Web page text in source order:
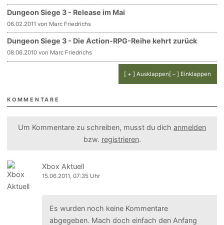
Dungeon Siege 3 - Release im Mai
06.02.2011 von Marc Friedrichs
Dungeon Siege 3 - Die Action-RPG-Reihe kehrt zurück
08.06.2010 von Marc Friedrichs
[ + ] Ausklappen[ – ] Einklappen
KOMMENTARE
Um Kommentare zu schreiben, musst du dich anmelden
bzw. registrieren.
Xbox Aktuell
15.06.2011, 07:35 Uhr
Es wurden noch keine Kommentare
abgegeben. Mach doch einfach den Anfang